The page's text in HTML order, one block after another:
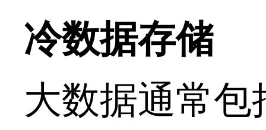
冷数据存储
大数据通常